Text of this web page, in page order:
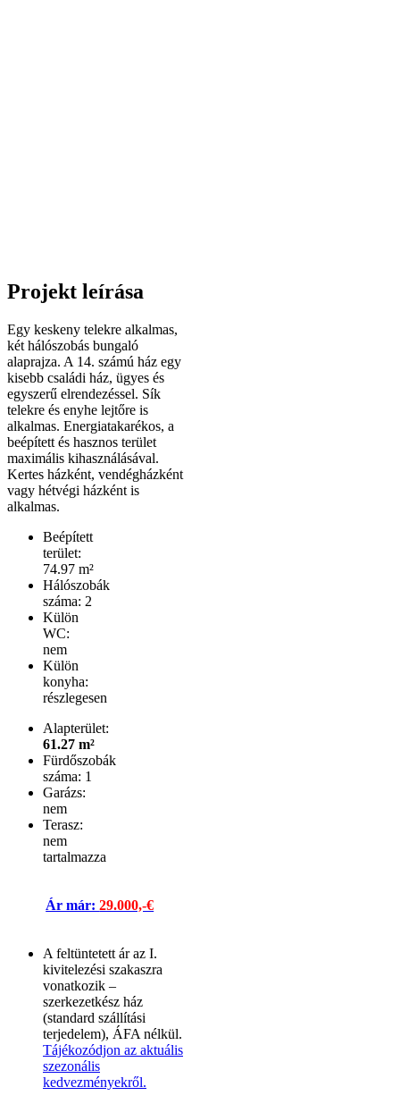
Projekt leírása
Egy keskeny telekre alkalmas,
két hálószobás bungaló
alaprajza. A 14. számú ház egy
kisebb családi ház, ügyes és
egyszerű elrendezéssel. Sík
telekre és enyhe lejtőre is
alkalmas. Energiatakarékos, a
beépített és hasznos terület
maximális kihasználásával.
Kertes házként, vendégházként
vagy hétvégi házként is
alkalmas.
Beépített
terület:
74.97 m²
Hálószobák
száma: 2
Külön
WC:
nem
Külön
konyha:
részlegesen
Alapterület:
61.27 m²
Fürdőszobák
száma: 1
Garázs:
nem
Terasz:
nem
tartalmazza
Ár már:29.000,-€
A feltüntetett ár az I.
kivitelezési szakaszra
vonatkozik –
szerkezetkész ház
(standard szállítási
terjedelem), ÁFA nélkül.
Tájékozódjon az aktuális
szezonális
kedvezményekről.